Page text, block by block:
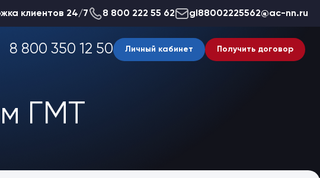
клиентов 24/7 8 800 222 55 62 gl88002225562@ac-nn.ru
8 800 350 12 50 Личный кабинет Получить договор
ГМТ